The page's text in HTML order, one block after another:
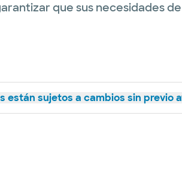
que sus necesidades
están sujetos a cambios sin previo